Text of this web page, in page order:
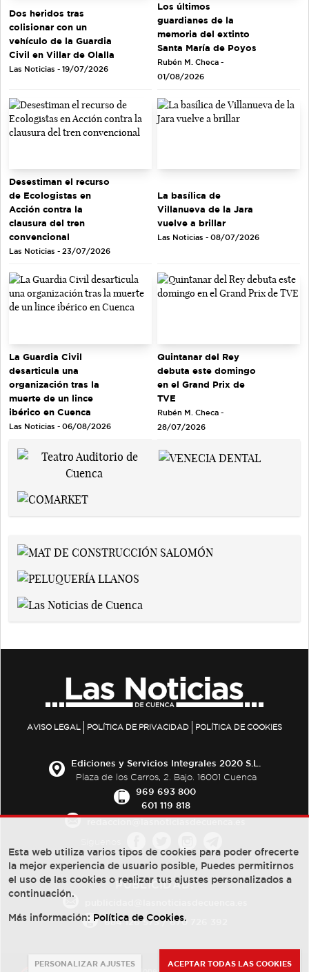
Dos heridos tras
colisionar con un
vehículo de la Guardia
Civil en Villar de Olalla
Las Noticias - 19/07/2026
Los últimos
guardianes de la
memoria del extinto
Santa María de Poyos
Rubén M. Checa -
01/08/2026
Desestiman el recurso
de Ecologistas en
Acción contra la
clausura del tren
convencional
Las Noticias - 23/07/2026
La basílica de
Villanueva de la Jara
vuelve a brillar
Las Noticias - 08/07/2026
La Guardia Civil
desarticula una
organización tras la
muerte de un lince
ibérico en Cuenca
Las Noticias - 06/08/2026
Quintanar del Rey
debuta este domingo
en el Grand Prix de
TVE
Rubén M. Checa -
28/07/2026
AVISO LEGAL POLÍTICA DE PRIVACIDAD POLÍTICA DE COOKIES
Ediciones y Servicios Integrales 2020 S.L.
Plaza de los Carros, 2. Bajo. 16001 Cuenca
969 693 800
601 119 818
PUBLICIDAD:
684 126 573/670 726 392
Esta web utiliza varios tipos de cookies para poder ofrecerte
la mejor experiencia de usuario posible, Puedes permitirnos
el uso de las cookies o realizar tus ajustes personalizados a
continuación.
Más información: Política de Cookies.
PERSONALIZAR AJUSTES ACEPTAR TODAS LAS COOKIES